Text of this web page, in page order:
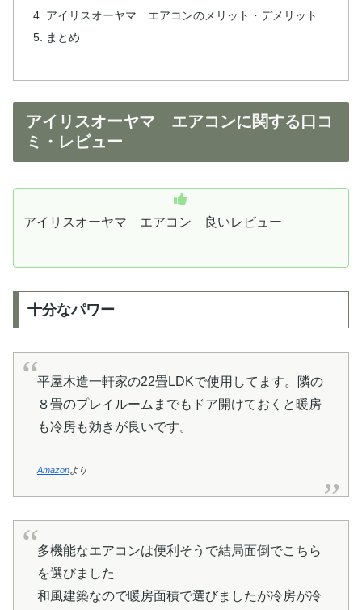
アイリスオーヤマ エアコンのメリット・デメリット
まとめ
アイリスオーヤマ エアコンに関する口コ
ミ・レビュー
アイリスオーヤマ エアコン 良いレビュー
十分なパワー
平屋木造一軒家の22畳LDKで使用してます。隣の
８畳のプレイルームまでもドア開けておくと暖房
も冷房も効きが良いです。
Amazonより
多機能なエアコンは便利そうで結局面倒でこちら
を選びました
和風建築なので暖房面積で選びましたが冷房が冷